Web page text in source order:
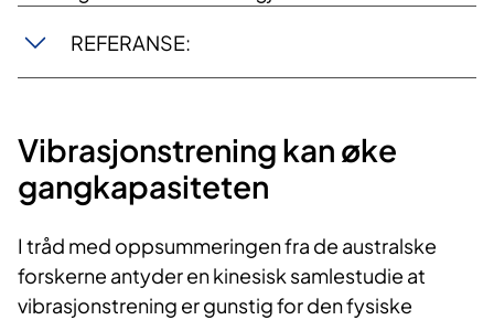
REFERANSE:
Vibrasjonstrening kan øke
gangkapasiteten
I tråd med oppsummeringen fra de australske
forskerne antyder en kinesisk samlestudie at
vibrasjonstrening er gunstig for den fysiske